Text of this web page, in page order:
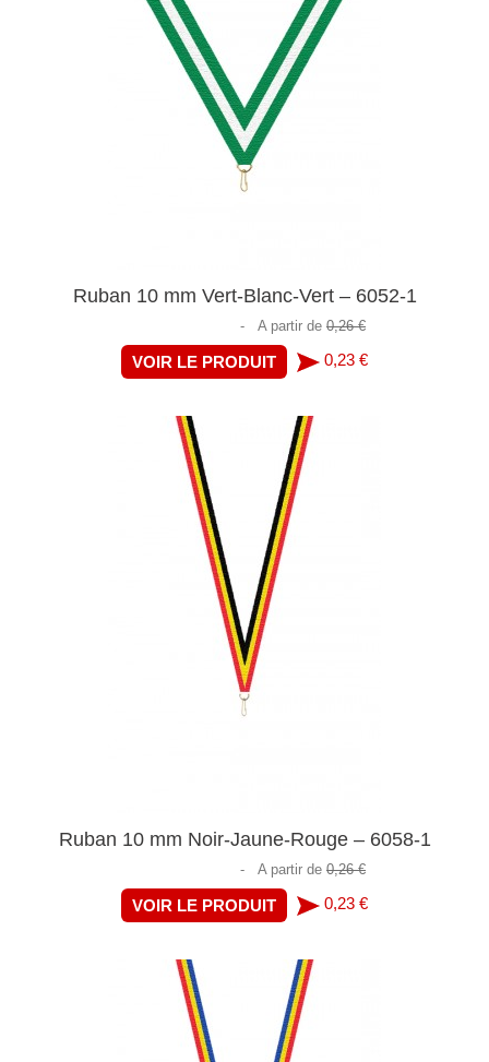
Ruban 10 mm Vert-Blanc-Vert – 6052-1
- A partir de 0,26 €
VOIR LE PRODUIT 0,23 €
Ruban 10 mm Noir-Jaune-Rouge – 6058-1
- A partir de 0,26 €
VOIR LE PRODUIT 0,23 €